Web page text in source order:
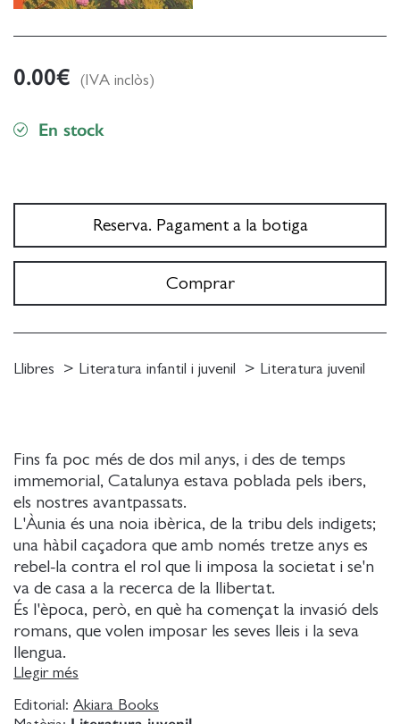
Fins fa poc més de dos mil anys, i des de temps
immemorial, Catalunya estava poblada pels ibers,
els nostres avantpassats.
L'Àunia és una noia ibèrica, de la tribu dels indigets;
una hàbil caçadora que amb només tretze anys es
rebel-la contra el rol que li imposa la societat i se'n
va de casa a la recerca de la llibertat.
És l'època, però, en què ha començat la invasió dels
romans, que volen imposar les seves lleis i la seva
llengua.
I també és el temps en què Anníbal travessa
Catalunya i recluta ibers per marxar cap als Alps i
enfrontar-se als romans.
Llegir més
Editorial: Akiara Books
0.00€ (IVA inclòs)
En stock
Reserva. Pagament a la botiga
Comprar
Llibres Literatura infantil i juvenil Literatura juvenil